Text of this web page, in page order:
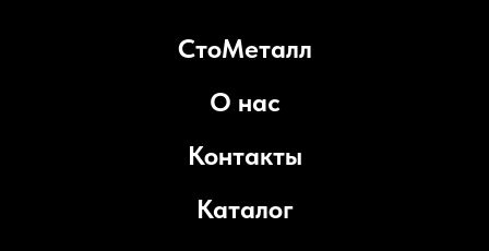
СтоМеталл
О нас
Контакты
Каталог